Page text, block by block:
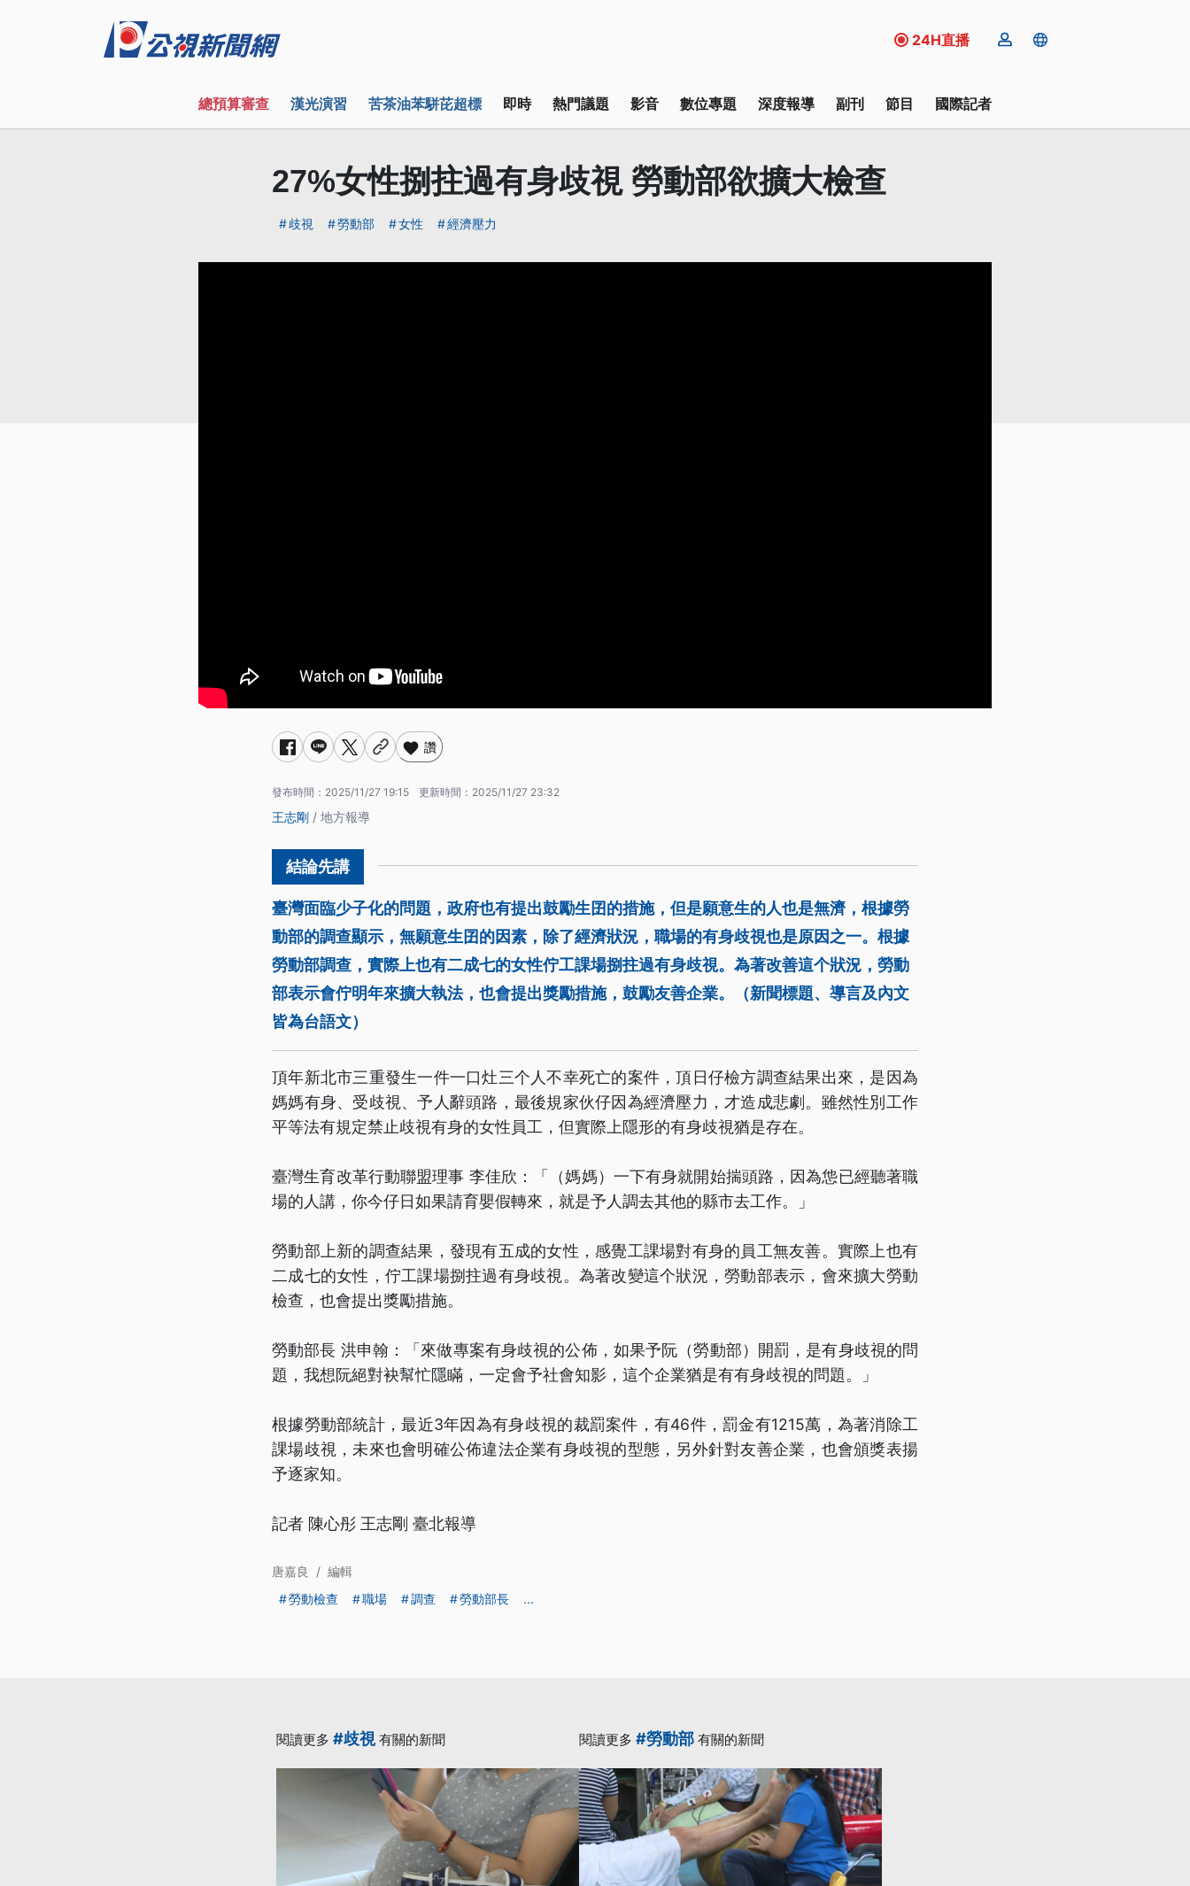
24H直播
總預算審查 漢光演習 苦茶油苯駢芘超標 即時 熱門議題 影音 數位專題 深度報導 副刊 節目 國際記者
27%女性捌拄過有身歧視 勞動部欲擴大檢查
歧視 勞動部 女性 經濟壓力
讚
發布時間： 2025/11/27 19:15 更新時間： 2025/11/27 23:32
王志剛 / 地方報導
臺灣面臨少子化的問題，政府也有提出鼓勵生囝的措施，但是願意生的人也是無濟，根據勞
動部的調查顯示，無願意生囝的因素，除了經濟狀況，職場的有身歧視也是原因之一。根據
勞動部調查，實際上也有二成七的女性佇工課場捌拄過有身歧視。為著改善這个狀況，勞動
部表示會佇明年來擴大執法，也會提出獎勵措施，鼓勵友善企業。（新聞標題、導言及內文
皆為台語文）
頂年新北市三重發生一件一口灶三个人不幸死亡的案件，頂日仔檢方調查結果出來，是因為
媽媽有身、受歧視、予人辭頭路，最後規家伙仔因為經濟壓力，才造成悲劇。雖然性別工作
平等法有規定禁止歧視有身的女性員工，但實際上隱形的有身歧視猶是存在。
臺灣生育改革行動聯盟理事 李佳欣：「（媽媽）一下有身就開始揣頭路，因為怹已經聽著職
場的人講，你今仔日如果請育嬰假轉來，就是予人調去其他的縣市去工作。」
勞動部上新的調查結果，發現有五成的女性，感覺工課場對有身的員工無友善。實際上也有
二成七的女性，佇工課場捌拄過有身歧視。為著改變這个狀況，勞動部表示，會來擴大勞動
檢查，也會提出獎勵措施。
勞動部長 洪申翰：「來做專案有身歧視的公佈，如果予阮（勞動部）開罰，是有身歧視的問
題，我想阮絕對袂幫忙隱瞞，一定會予社會知影，這个企業猶是有有身歧視的問題。」
根據勞動部統計，最近3年因為有身歧視的裁罰案件，有46件，罰金有1215萬，為著消除工
課場歧視，未來也會明確公佈違法企業有身歧視的型態，另外針對友善企業，也會頒獎表揚
予逐家知。
記者 陳心彤 王志剛 臺北報導
唐嘉良 / 編輯
勞動檢查
職場 調查 勞動部長 ...
閱讀更多 #歧視有關的新聞 閱讀更多 #勞動部 有關的新聞